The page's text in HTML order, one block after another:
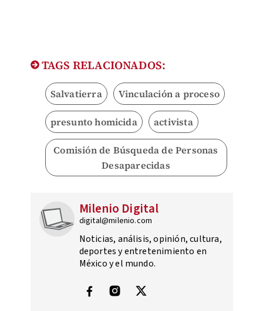
TAGS RELACIONADOS:
Salvatierra Vinculación a proceso
presunto homicida activista
Comisión de Búsqueda de Personas
Desaparecidas
Milenio Digital
digital@milenio.com
Noticias, análisis, opinión, cultura,
deportes y entretenimiento en
México y el mundo.